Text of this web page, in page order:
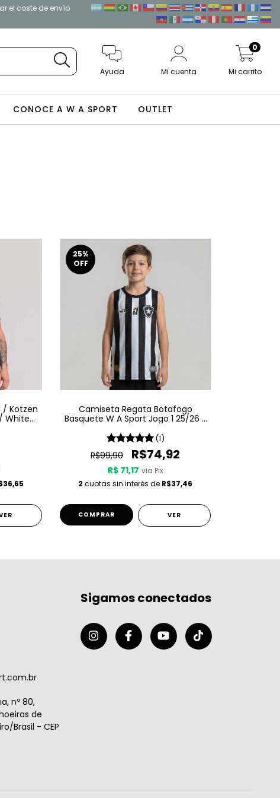
el coste de envío
Ayuda Mi cuenta Mi carrito
0
CONOCE A W A SPORT OUTLET
/ Kotzen
White
25%
OFF
Camiseta Regata Botafogo
Basquete W A Sport Jogo 1 25/26 -
(1)
R$99,90 R$74,92
R$ 71,17 via Pix
2 cuotas sin interés de R$37,46
COMPRAR VER
nº 80,
de
Brasil - CEP
Sigamos conectados